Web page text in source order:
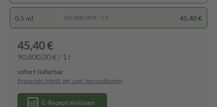
0.5 ml (90.800,00 € / 1 l) 45,40 €
45,40 €
90.800,00 € / 1 l
sofort lieferbar
Preise inkl. MwSt. ggf. zzgl. Versandkosten
E-Rezept einlösen